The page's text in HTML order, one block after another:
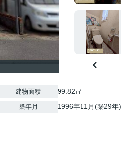
建物面積 99.82㎡
築年月 1996年11月(築29年)